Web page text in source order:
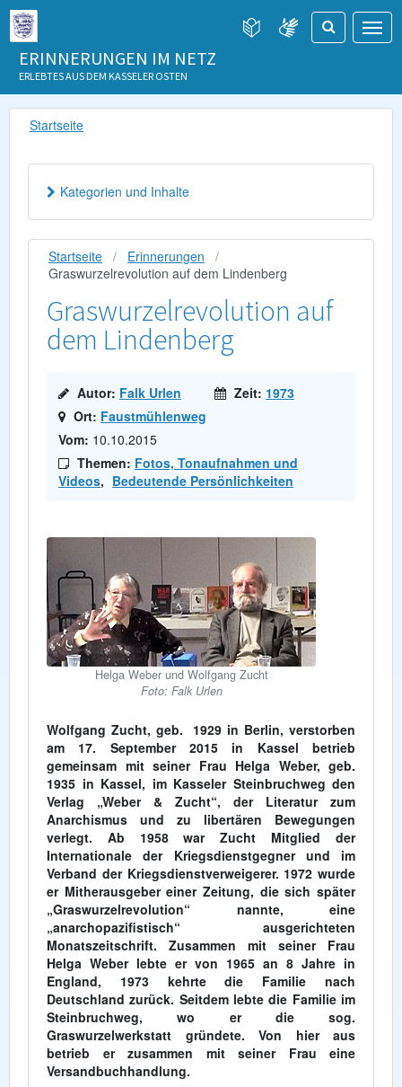
ERINNERUNGEN IM NETZ
ERLEBTES AUS DEM KASSELER OSTEN
Startseite
Startseite
Erinnerungen
Graswurzelrevolution auf dem Lindenberg
Graswurzelrevolution auf
dem Lindenberg
Autor: Falk Urlen Zeit: 1973
Ort: Faustmühlenweg
Vom: 10.10.2015
Themen: Fotos, Tonaufnahmen und
Videos, Bedeutende Persönlichkeiten
Helga Weber und Wolfgang Zucht
Foto: Falk Urlen
Wolfgang Zucht, geb. 1929 in Berlin, verstorben
am 17. September 2015 in Kassel betrieb
gemeinsam mit seiner Frau Helga Weber, geb.
1935 in Kassel, im Kasseler Steinbruchweg den
Verlag „Weber & Zucht“, der Literatur zum
Anarchismus und zu libertären Bewegungen
verlegt. Ab 1958 war Zucht Mitglied der
Internationale der Kriegsdienstgegner und im
Verband der Kriegsdienstverweigerer. 1972 wurde
er Mitherausgeber einer Zeitung, die sich später
„Graswurzelrevolution“ nannte, eine
„anarchopazifistisch“ ausgerichteten
Monatszeitschrift. Zusammen mit seiner Frau
Helga Weber lebte er von 1965 an 8 Jahre in
England, 1973 kehrte die Familie nach
Deutschland zurück. Seitdem lebte die Familie im
Steinbruchweg, wo er die sog.
Graswurzelwerkstatt gründete. Von hier aus
betrieb er zusammen mit seiner Frau eine
Versandbuchhandlung.
Kategorien und Inhalte